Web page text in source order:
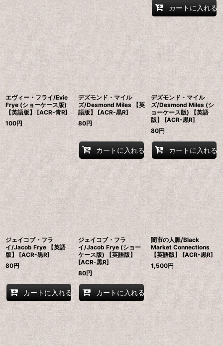
カートに入れる
エヴィー・フライ/Evie
Frye (ショーケース版)
【英語版】 [ACR-青R]
100円
デズモンド・マイル
ズ/Desmond Miles 【英
語版】 [ACR-黒R]
80円
カートに入れる
デズモンド・マイル
ズ/Desmond Miles (シ
ョーケース版) 【英語
版】 [ACR-黒R]
80円
カートに入れる
ジェイコブ・フラ
イ/Jacob Frye 【英語
版】 [ACR-黒R]
80円
カートに入れる
ジェイコブ・フラ
イ/Jacob Frye (ショー
ケース版) 【英語版】
[ACR-黒R]
80円
カートに入れる
闇市の人脈/Black
Market Connections
【英語版】 [ACR-黒R]
1,500円